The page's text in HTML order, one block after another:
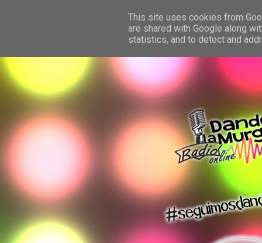
This site uses cookies from
are shared with Google along
statistics, and to detect and